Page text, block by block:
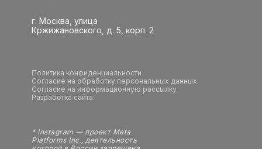
* Instagram — проект Meta
Platforms Inc., деятельность
г. Москва, улица
Кржижановского, д. 5, корп. 2
Политика конфиденциальности
Согласие на обработку персональных данных
Согласие на информационную рассылку
Разработка сайта